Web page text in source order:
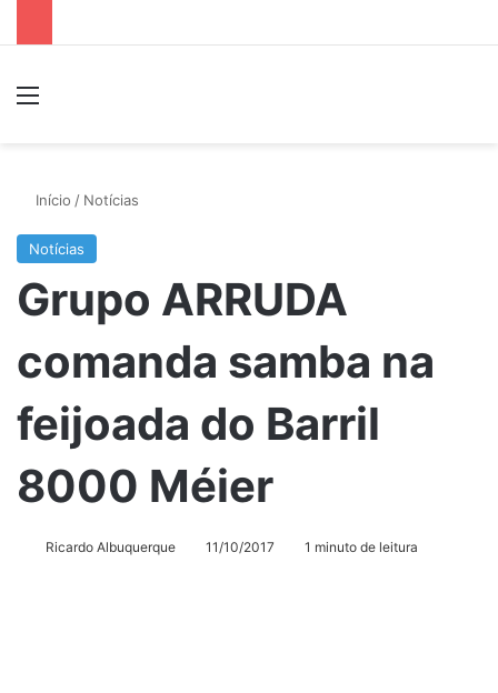
Início / Notícias
Notícias
Grupo ARRUDA
comanda samba na
feijoada do Barril
8000 Méier
Ricardo Albuquerque 11/10/2017 1 minuto de leitura